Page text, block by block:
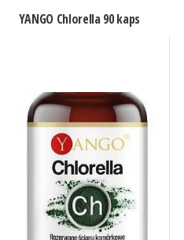
YANGO Chlorella 90 kaps